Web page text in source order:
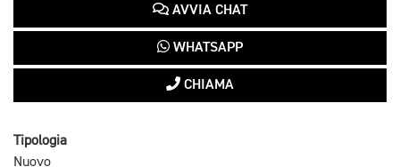
AVVIA CHAT
WHATSAPP
CHIAMA
Tipologia
Nuovo